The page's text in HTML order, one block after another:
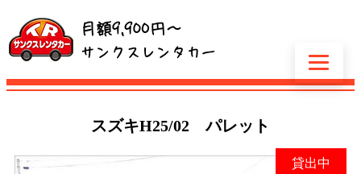
スズキH25/02 パレット
貸出中